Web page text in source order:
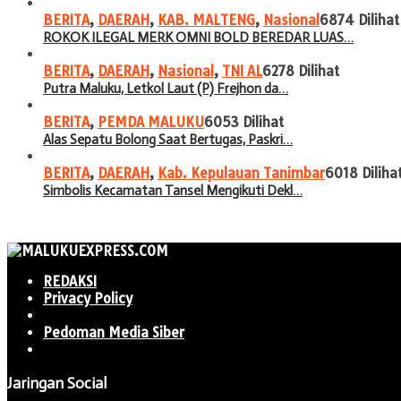
BERITA, DAERAH, KAB. MALTENG, Nasional 6874 Dilihat
ROKOK ILEGAL MERK OMNI BOLD BEREDAR LUAS…
BERITA, DAERAH, Nasional , TNI AL6278 Dilihat
Putra Maluku, Letkol Laut (P) Frejhon da…
BERITA, PEMDA MALUKU6053 Dilihat
Alas Sepatu Bolong Saat Bertugas, Paskri…
BERITA, DAERAH, Kab. Kepulauan Tanimbar6018
Simbolis Kecamatan Tansel Mengikuti Dekl…
REDAKSI
Privacy Policy
Pedoman Media Siber
Jaringan Social